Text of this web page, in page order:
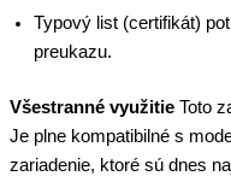
Typový list (certifikát)
preukazu.
Všestranné využitie Toto
Je plne kompatibilné s
zariadenie, ktoré sú dnes